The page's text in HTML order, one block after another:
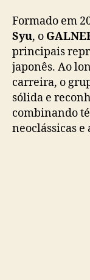
Formado em
Syu, o
principais
japonês. Ao
carreira, o
sólida e
combinando
neoclássicas